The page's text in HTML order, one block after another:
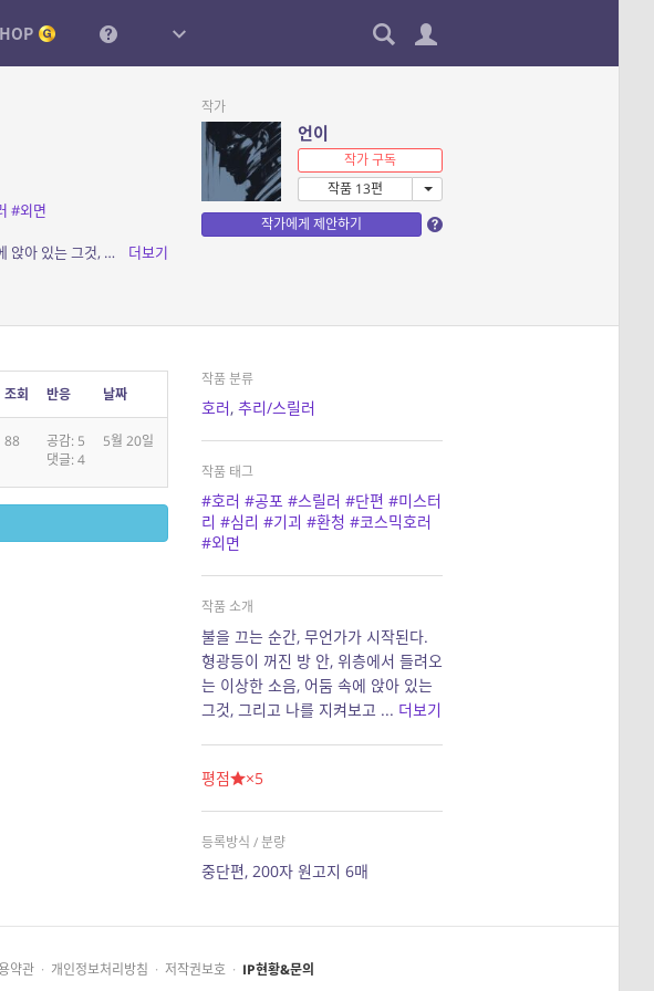
#외면
소개: 불을 끄는 순간, 무언가가 시작된다. 형광등이 꺼진 방 안, 위층에서 들려오는 이상한 소음, 어둠 속에 앉아 있는 그것, 그리고 나를 지켜보고 있는 시선. 일상이라는 가장 무서운 ...
더보기
작가
언이
작가 구독
작품 13편
작가에게 제안하기
조회 반응 날짜
88
공감: 5
댓글: 4
5월 20일
작품 분류
호러, 추리/스릴러
작품 태그
#호러 #공포 #스릴러 #단편 #미스터
리 #심리 #기괴 #환청 #코스믹호러
#외면
작품 소개
불을 끄는 순간, 무언가가 시작된다.
형광등이 꺼진 방 안, 위층에서 들려오
는 이상한 소음, 어둠 속에 앉아 있는
그것, 그리고 나를 지켜보고 ... 더보기
평점 ×5
등록방식 / 분량
중단편, 200자 원고지 6매
약관 · 개인정보처리방침 · 저작권보호 · IP현황&문의